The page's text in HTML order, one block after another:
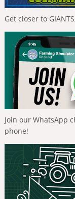
Get closer to
Join our WhatsApp
phone!